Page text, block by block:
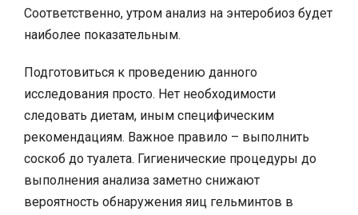
Соответственно, утром анализ на энтеробиоз будет
наиболее показательным.
Подготовиться к проведению данного
исследования просто. Нет необходимости
следовать диетам, иным специфическим
рекомендациям. Важное правило – выполнить
соскоб до туалета. Гигиенические процедуры до
выполнения анализа заметно снижают
вероятность обнаружения яиц гельминтов в